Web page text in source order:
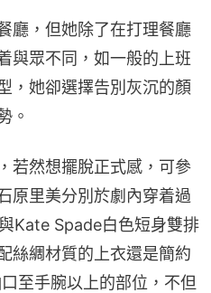
廳，但她除了在打理餐廳
與眾不同，如一般的上班
，她卻選擇告別灰沉的顏
。
若然想擺脫正式感，可參
原里美分別於劇內穿着過
Kate Spade白色短身雙排
絲綢材質的上衣還是簡約
至手腕以上的部位，不但